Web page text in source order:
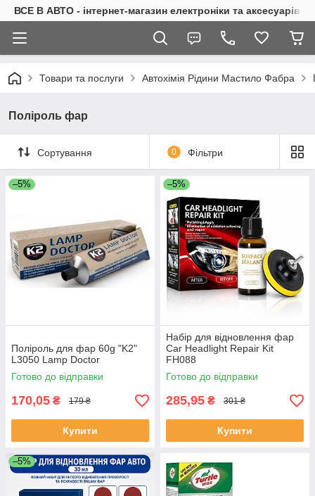
ВСЕ В АВТО - інтернет-магазин електроніки та аксесуарів в
Товари та послуги Автохімія Рідини Мастило Фабра
Поліроль фар
Сортування 0 Фільтри
–5%
Поліроль для фар 60g "K2"
L3050 Lamp Doctor
Готово до відправки
170,05 ₴ 179 ₴
Купити
–5%
Набір для відновлення фар
Car Headlight Repair Kit
FH088
Готово до відправки
285,95 ₴ 301 ₴
Купити
–5%